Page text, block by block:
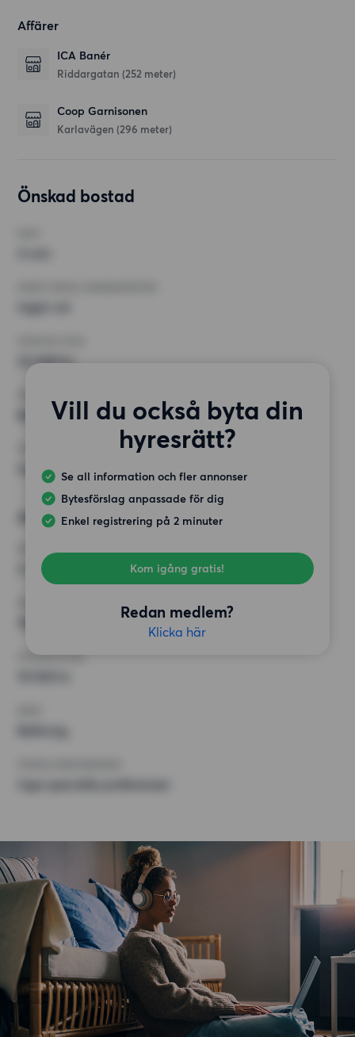
Affärer
ICA Banér
Riddargatan (252 meter)
Coop Garnisonen
Karlavägen (296 meter)
Önskad bostad
Vill du också byta din
hyresrätt?
Se all information och fler annonser
Bytesförslag anpassade för dig
Enkel registrering på 2 minuter
Kom igång gratis!
Redan medlem?
Klicka här
20 000 kr
Balkong,
ÖVRIGA PREFERENSER
Inga speciella preferenser
Alternativt önskemål
4 rum
MINST ANTAL KVADRATMETER
HÖGSTA HYRA